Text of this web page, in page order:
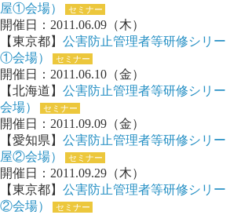
屋①会場）
セミナー
開催日：2011.06.09（木）
【東京都】 公害防止管理者等研修シリ
①会場）
セミナー
開催日：2011.06.10（金）
【北海道】 公害防止管理者等研修シリ
会場）
セミナー
開催日：2011.09.09（金）
【愛知県】 公害防止管理者等研修シリ
屋②会場）
セミナー
開催日：2011.09.29（木）
【東京都】 公害防止管理者等研修シリ
②会場）
セミナー